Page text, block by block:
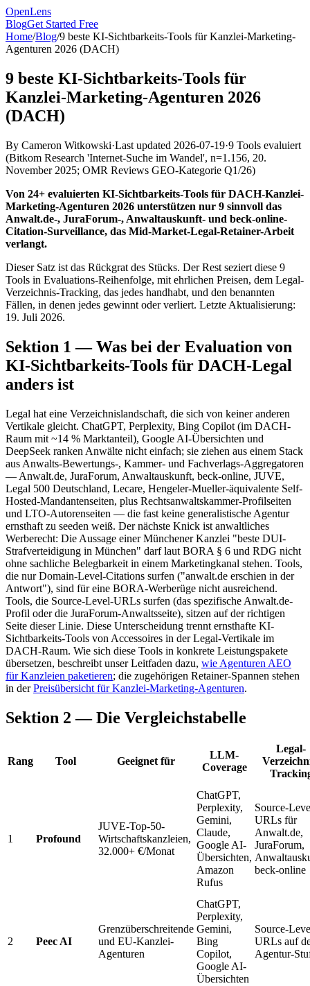
OpenLens
BlogGet Started Free
Home/Blog/9 beste KI-Sichtbarkeits-Tools für Kanzlei-Marketing-
Agenturen 2026 (DACH)
9 beste KI-Sichtbarkeits-Tools für
Kanzlei-Marketing-Agenturen 2026
(DACH)
By Cameron Witkowski·Last updated 2026-07-19·9 Tools evaluiert
(Bitkom Research 'Internet-Suche im Wandel', n=1.156, 20.
November 2025; OMR Reviews GEO-Kategorie Q1/26)
Von 24+ evaluierten KI-Sichtbarkeits-Tools für DACH-Kanzlei-
Marketing-Agenturen 2026 unterstützen nur 9 sinnvoll das
Anwalt.de-, JuraForum-, Anwaltauskunft- und beck-online-
Citation-Surveillance, das Mid-Market-Legal-Retainer-Arbeit
verlangt.
Dieser Satz ist das Rückgrat des Stücks. Der Rest seziert diese 9
Tools in Evaluations-Reihenfolge, mit ehrlichen Preisen, dem Legal-
Verzeichnis-Tracking, das jedes handhabt, und den benannten
Fällen, in denen jedes gewinnt oder verliert. Letzte Aktualisierung:
19. Juli 2026.
Sektion 1 — Was bei der Evaluation von
KI-Sichtbarkeits-Tools für DACH-Legal
anders ist
Legal hat eine Verzeichnislandschaft, die sich von keiner anderen
Vertikale gleicht. ChatGPT, Perplexity, Bing Copilot (im DACH-
Raum mit ~14 % Marktanteil), Google AI-Übersichten und
DeepSeek ranken Anwälte nicht einfach; sie ziehen aus einem Stack
aus Anwalts-Bewertungs-, Kammer- und Fachverlags-Aggregatoren
— Anwalt.de, JuraForum, Anwaltauskunft, beck-online, JUVE,
Legal 500 Deutschland, Lecare, Hengeler-Mueller-äquivalente Self-
Hosted-Mandantenseiten, plus Rechtsanwaltskammer-Profilseiten
und LTO-Autorenseiten — die fast keine generalistische Agentur
ernsthaft zu seeden weiß. Der nächste Knick ist anwaltliches
Werberecht: Die Aussage einer Münchener Kanzlei "beste DUI-
Strafverteidigung in München" darf laut BORA § 6 und RDG nicht
ohne sachliche Belegbarkeit in einem Marketingkanal stehen. Tools,
die nur Domain-Level-Citations surfen ("anwalt.de erschien in der
Antwort"), sind für eine BORA-Werberüge nicht ausreichend.
Tools, die Source-Level-URLs surfen (das spezifische Anwalt.de-
Profil oder die JuraForum-Anwaltsseite), sitzen auf der richtigen
Seite dieser Linie. Diese Unterscheidung trennt ernsthafte KI-
Sichtbarkeits-Tools von Accessoires in der Legal-Vertikale im
DACH-Raum. Wie sich diese Tools in konkrete Leistungspakete
übersetzen, beschreibt unser Leitfaden dazu, wie Agenturen AEO
für Kanzleien paketieren; die zugehörigen Retainer-Spannen stehen
in derPreisübersicht für Kanzlei-Marketing-Agenturen.
Sektion 2 — Die Vergleichstabelle
Rang Tool Geeignet für
LLM-
Coverage
Legal-
1 Profound
JUVE-Top-50-
Wirtschaftskanzleien,
32.000+ €/Monat
ChatGPT,
Perplexity,
Gemini,
Claude,
Google AI-
Übersichten,
Amazon
Rufus
Source-
URLs für
Anwalt.de,
JuraForum,
beck-online
2 Peec AI
Grenzüberschreitende
und EU-Kanzlei-
Agenturen
ChatGPT,
Perplexity,
Gemini,
Bing
Copilot,
Google AI-
Übersichten
Source-
URLs auf
Agentur-